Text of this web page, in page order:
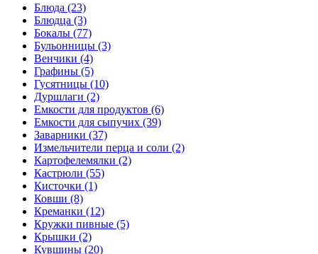
Блюда (23)
Блюдца (3)
Бокалы (77)
Бульонницы (3)
Венчики (4)
Графины (5)
Гусятницы (10)
Дуршлаги (2)
Емкости для продуктов (6)
Емкости для сыпучих (39)
Заварники (37)
Измельчители перца и соли (2)
Картофелемялки (2)
Кастрюли (55)
Кисточки (1)
Ковши (8)
Креманки (12)
Кружки пивные (5)
Крышки (2)
Кувшины (20)